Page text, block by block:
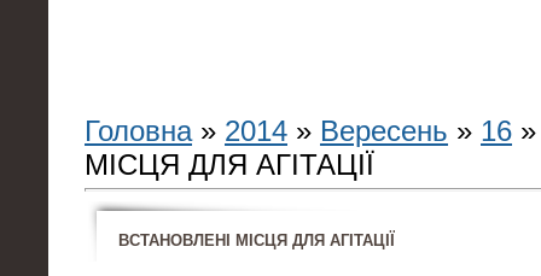
Головна» 2014 » Вересень » 16
МІСЦЯ ДЛЯ АГІТАЦІЇ
ВСТАНОВЛЕНІ МІСЦЯ ДЛЯ АГІТАЦІЇ